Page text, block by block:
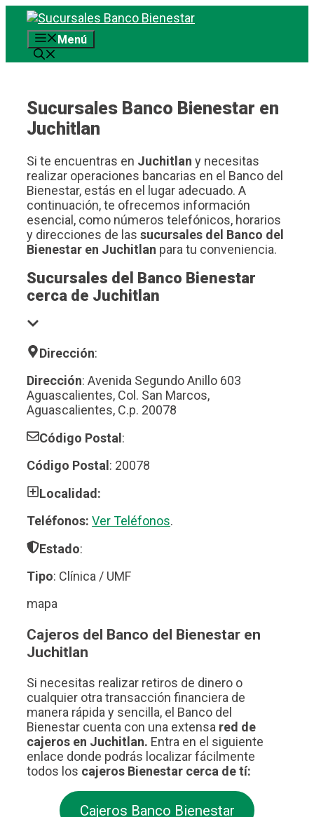
Saltar
contenidoMenú
Sucursales Banco Bienestar en
Juchitlan
Si te encuentras en Juchitlan y necesitas
realizar operaciones bancarias en el Banco del
Bienestar, estás en el lugar adecuado. A
continuación, te ofrecemos información
esencial, como números telefónicos, horarios
y direcciones de las sucursales del Banco del
Bienestar en Juchitlan para tu conveniencia.
Sucursales del Banco Bienestar
cerca de Juchitlan
Dirección:
Dirección: Avenida Segundo Anillo 603
Aguascalientes, Col. San Marcos,
Aguascalientes, C.p. 20078
Código Postal :
Código Postal : 20078
Localidad:
Teléfonos: Ver Teléfonos.
Estado:
Tipo: Clínica / UMF
mapa
Cajeros del Banco del Bienestar en
Juchitlan
Si necesitas realizar retiros de dinero o
cualquier otra transacción financiera de
manera rápida y sencilla, el Banco del
Bienestar cuenta con una extensa red de
cajeros en Juchitlan. Entra en el siguiente
enlace donde podrás localizar fácilmente
todos los cajeros Bienestar cerca de tí:
Cajeros Banco Bienestar